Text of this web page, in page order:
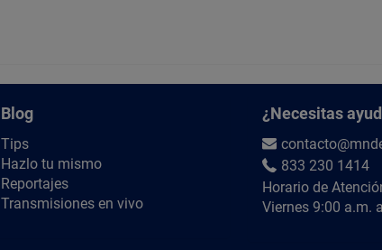
Blog
Tips
Hazlo tu mismo
Reportajes
Transmisiones en vivo
¿Necesitas
833 230 1414
Horario de
Viernes 9:00 a.m.